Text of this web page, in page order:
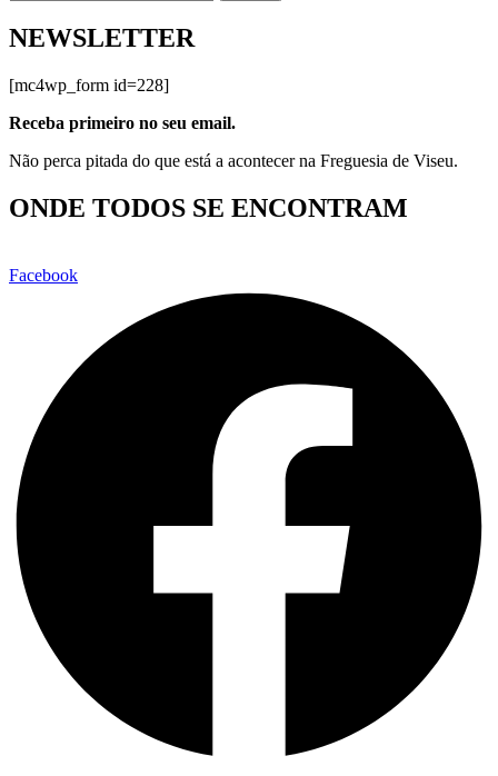
NEWSLETTER
[mc4wp_form id=228]
Receba primeiro no seu email.
Não perca pitada do que está a acontecer na Freguesia de Viseu.
ONDE TODOS SE ENCONTRAM
Facebook